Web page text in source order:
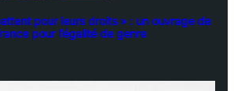
pour leurs droits » : un ouvrage de
pour l’égalité de genre